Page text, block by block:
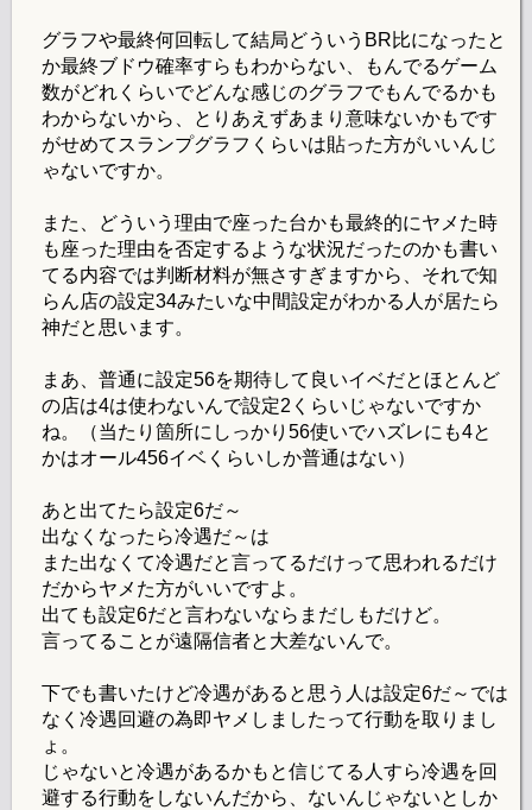
グラフや最終何回転して結局どういうBR比になったと
か最終ブドウ確率すらもわからない、もんでるゲーム
数がどれくらいでどんな感じのグラフでもんでるかも
わからないから、とりあえずあまり意味ないかもです
がせめてスランプグラフくらいは貼った方がいいんじ
ゃないですか。
また、どういう理由で座った台かも最終的にヤメた時
も座った理由を否定するような状況だったのかも書い
てる内容では判断材料が無さすぎますから、それで知
らん店の設定34みたいな中間設定がわかる人が居たら
神だと思います。
まあ、普通に設定56を期待して良いイベだとほとんど
の店は4は使わないんで設定2くらいじゃないですか
ね。（当たり箇所にしっかり56使いでハズレにも4と
かはオール456イベくらいしか普通はない）
あと出てたら設定6だ～
出なくなったら冷遇だ～は
また出なくて冷遇だと言ってるだけって思われるだけ
だからヤメた方がいいですよ。
出ても設定6だと言わないならまだしもだけど。
言ってることが遠隔信者と大差ないんで。
下でも書いたけど冷遇があると思う人は設定6だ～では
なく冷遇回避の為即ヤメしましたって行動を取りまし
ょ。
じゃないと冷遇があるかもと信じてる人すら冷遇を回
避する行動をしないんだから、ないんじゃないとしか